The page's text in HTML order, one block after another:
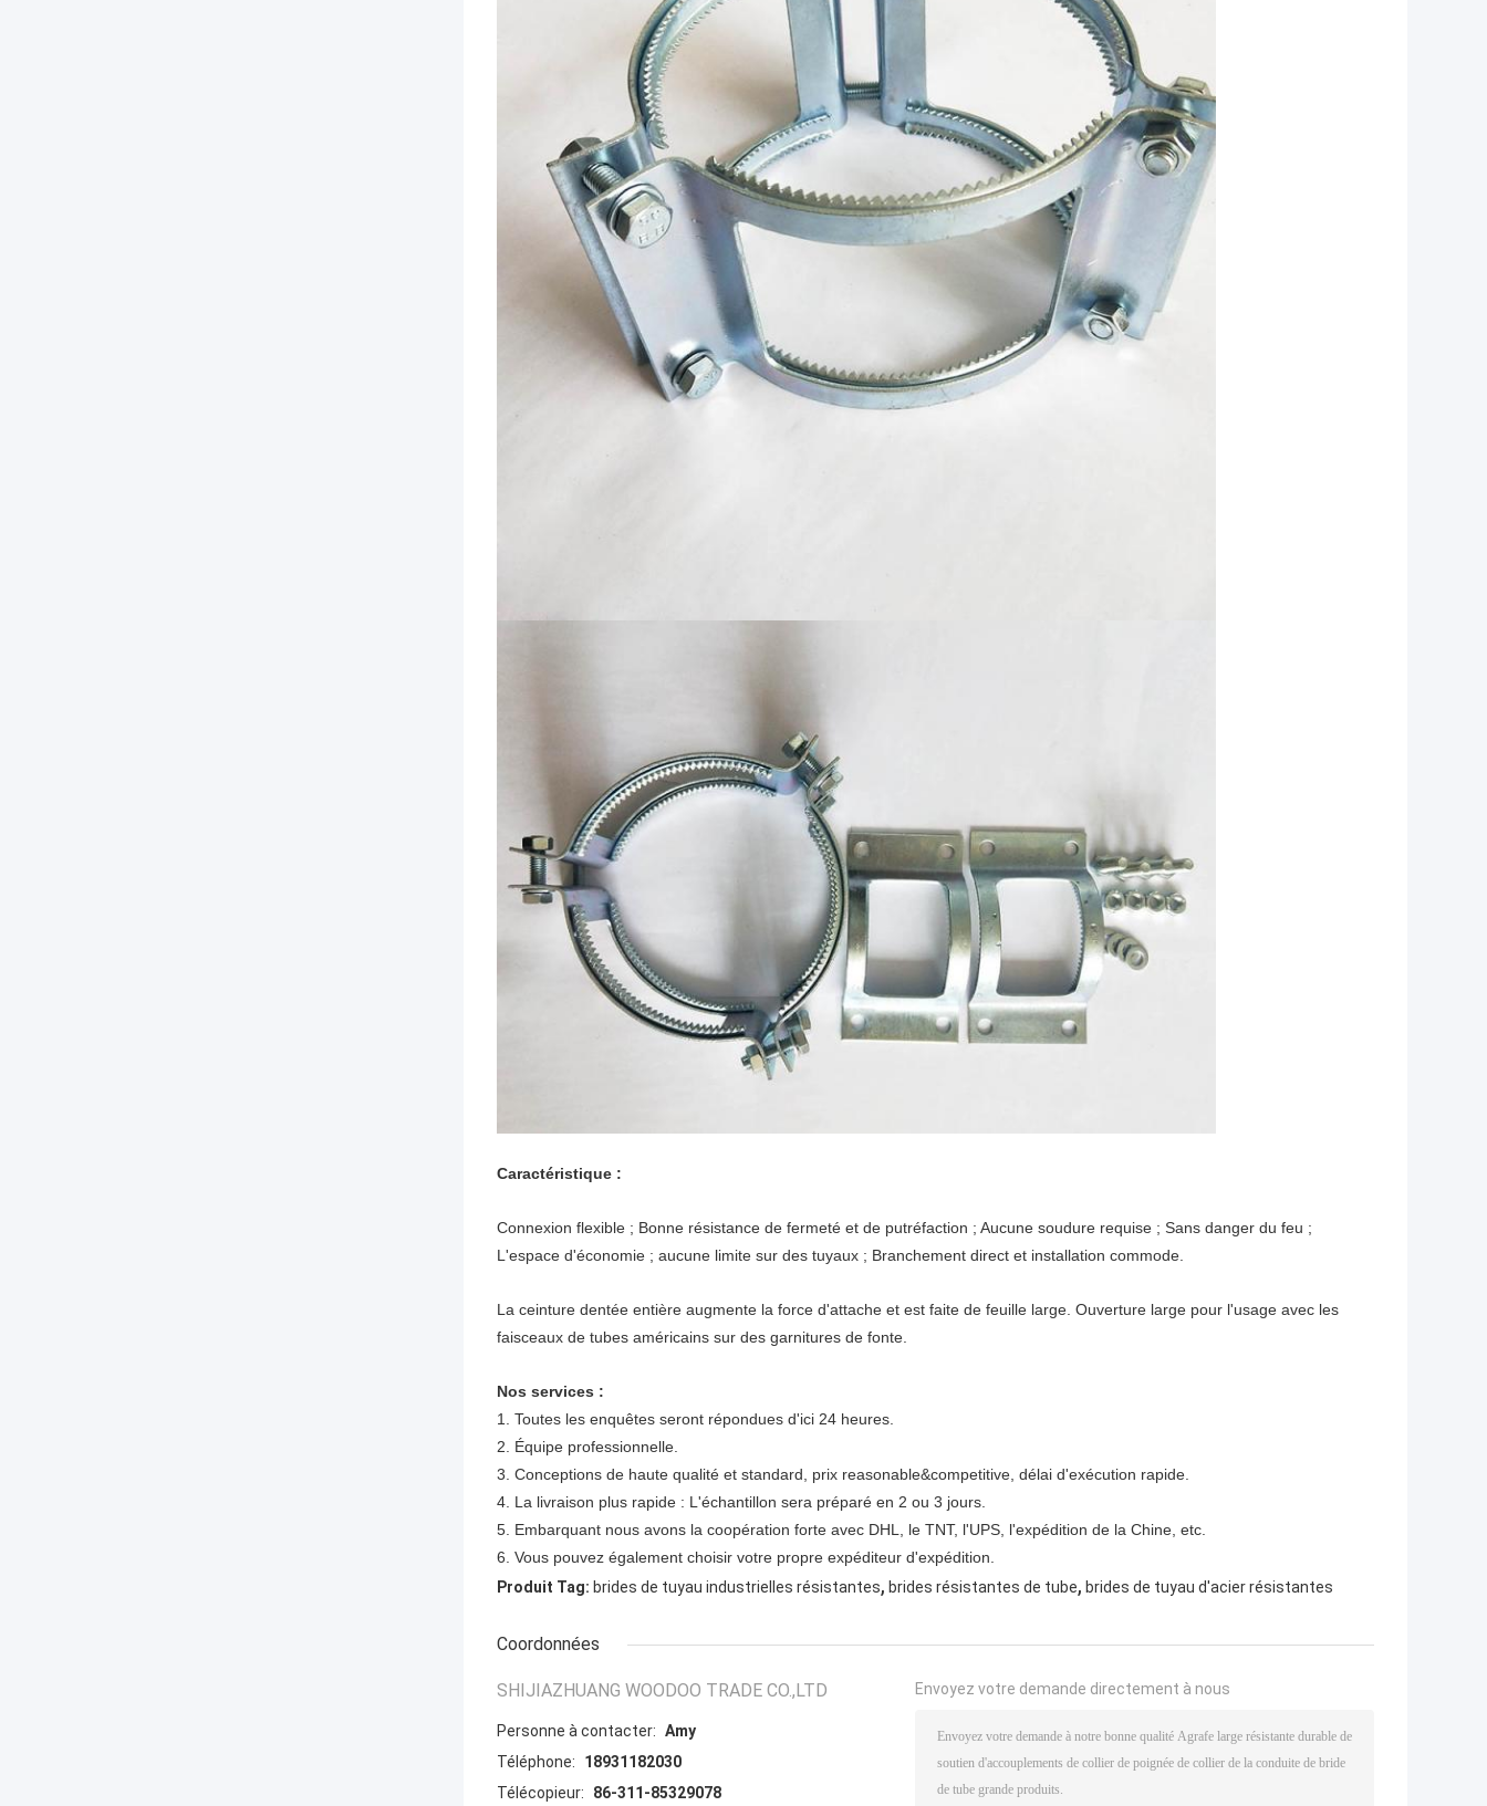
Caractéristique :
Connexion flexible ; Bonne résistance de fermeté et de putréfaction ; Aucune soudure requise ; Sans danger du feu ;
L'espace d'économie ; aucune limite sur des tuyaux ; Branchement direct et installation commode.
La ceinture dentée entière augmente la force d'attache et est faite de feuille large. Ouverture large pour l'usage avec les
faisceaux de tubes américains sur des garnitures de fonte.
Nos services :
1. Toutes les enquêtes seront répondues d'ici 24 heures.
2. Équipe professionnelle.
3. Conceptions de haute qualité et standard, prix reasonable&competitive, délai d'exécution rapide.
4. La livraison plus rapide : L'échantillon sera préparé en 2 ou 3 jours.
5. Embarquant nous avons la coopération forte avec DHL, le TNT, l'UPS, l'expédition de la Chine, etc.
6. Vous pouvez également choisir votre propre expéditeur d'expédition.
Produit Tag: brides de tuyau industrielles résistantes, brides résistantes de tube, brides de tuyau d'acier résistantes
Coordonnées
SHIJIAZHUANG WOODOO TRADE CO.,LTD
Personne à contacter: Amy
Téléphone:
18931182030
Télécopieur:
86-311-85329078
Envoyez votre demande directement à nous